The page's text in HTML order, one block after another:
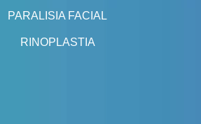
PARALISIA FACIAL
RINOPLASTIA